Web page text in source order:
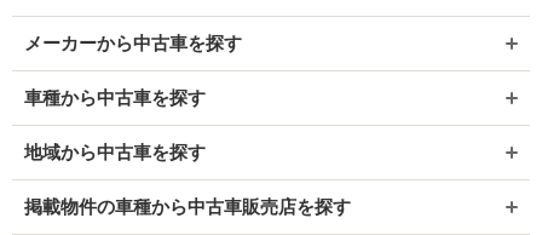
メーカーから中古車を探す
車種から中古車を探す
地域から中古車を探す
掲載物件の車種から中古車販売店を探す